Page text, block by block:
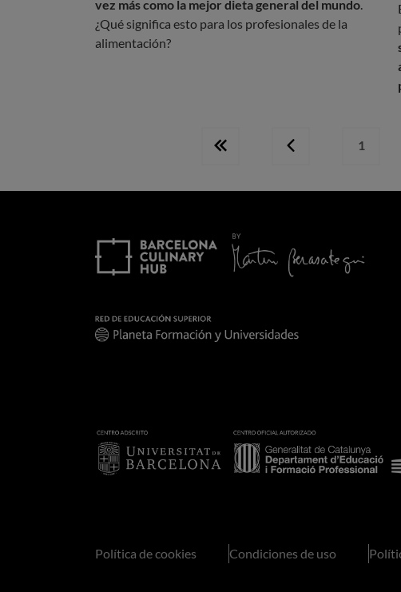
vez más como la mejor dieta general del mundo
¿Qué significa esto para los profesionales de la
alimentación?
Primera
Página
Página
1
Política de cookies Condiciones de uso